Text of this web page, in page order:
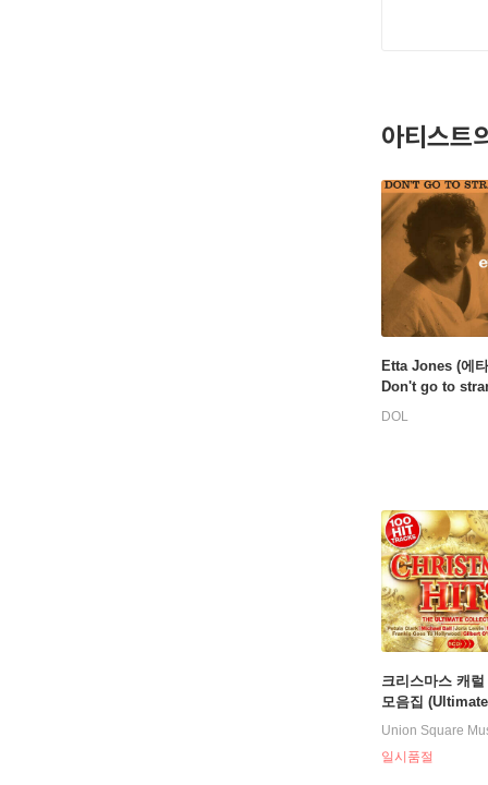
아티스트
Etta Jones (에
Don't go to
[오렌지 컬러 LP]
DOL
크리스마스 캐
모음집
mas Hits)
Union Square
일시품절